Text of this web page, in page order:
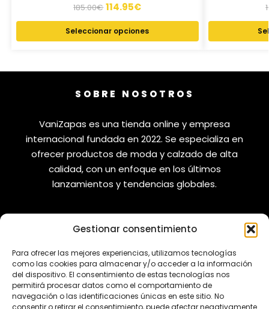
Gestionar consentimiento
Para ofrecer las mejores experiencias, utilizamos tecnologías
como las cookies para almacenar y/o acceder a la información
del dispositivo. El consentimiento de estas tecnologías nos
permitirá procesar datos como el comportamiento de
navegación o las identificaciones únicas en este sitio. No
consentir o retirar el consentimiento, puede afectar negativamente
185.00€ 114.95€
Seleccionar opciones
SOBRE NOSOTROS
VaniZapas es una tienda online y empresa
internacional fundada en 2022. Se especializa en
ofrecer productos de moda y calzado de alta
calidad, con un enfoque en los últimos
lanzamientos y tendencias globales.
Envíos
Reembolsos
Aviso Legal
Política de Privacidad